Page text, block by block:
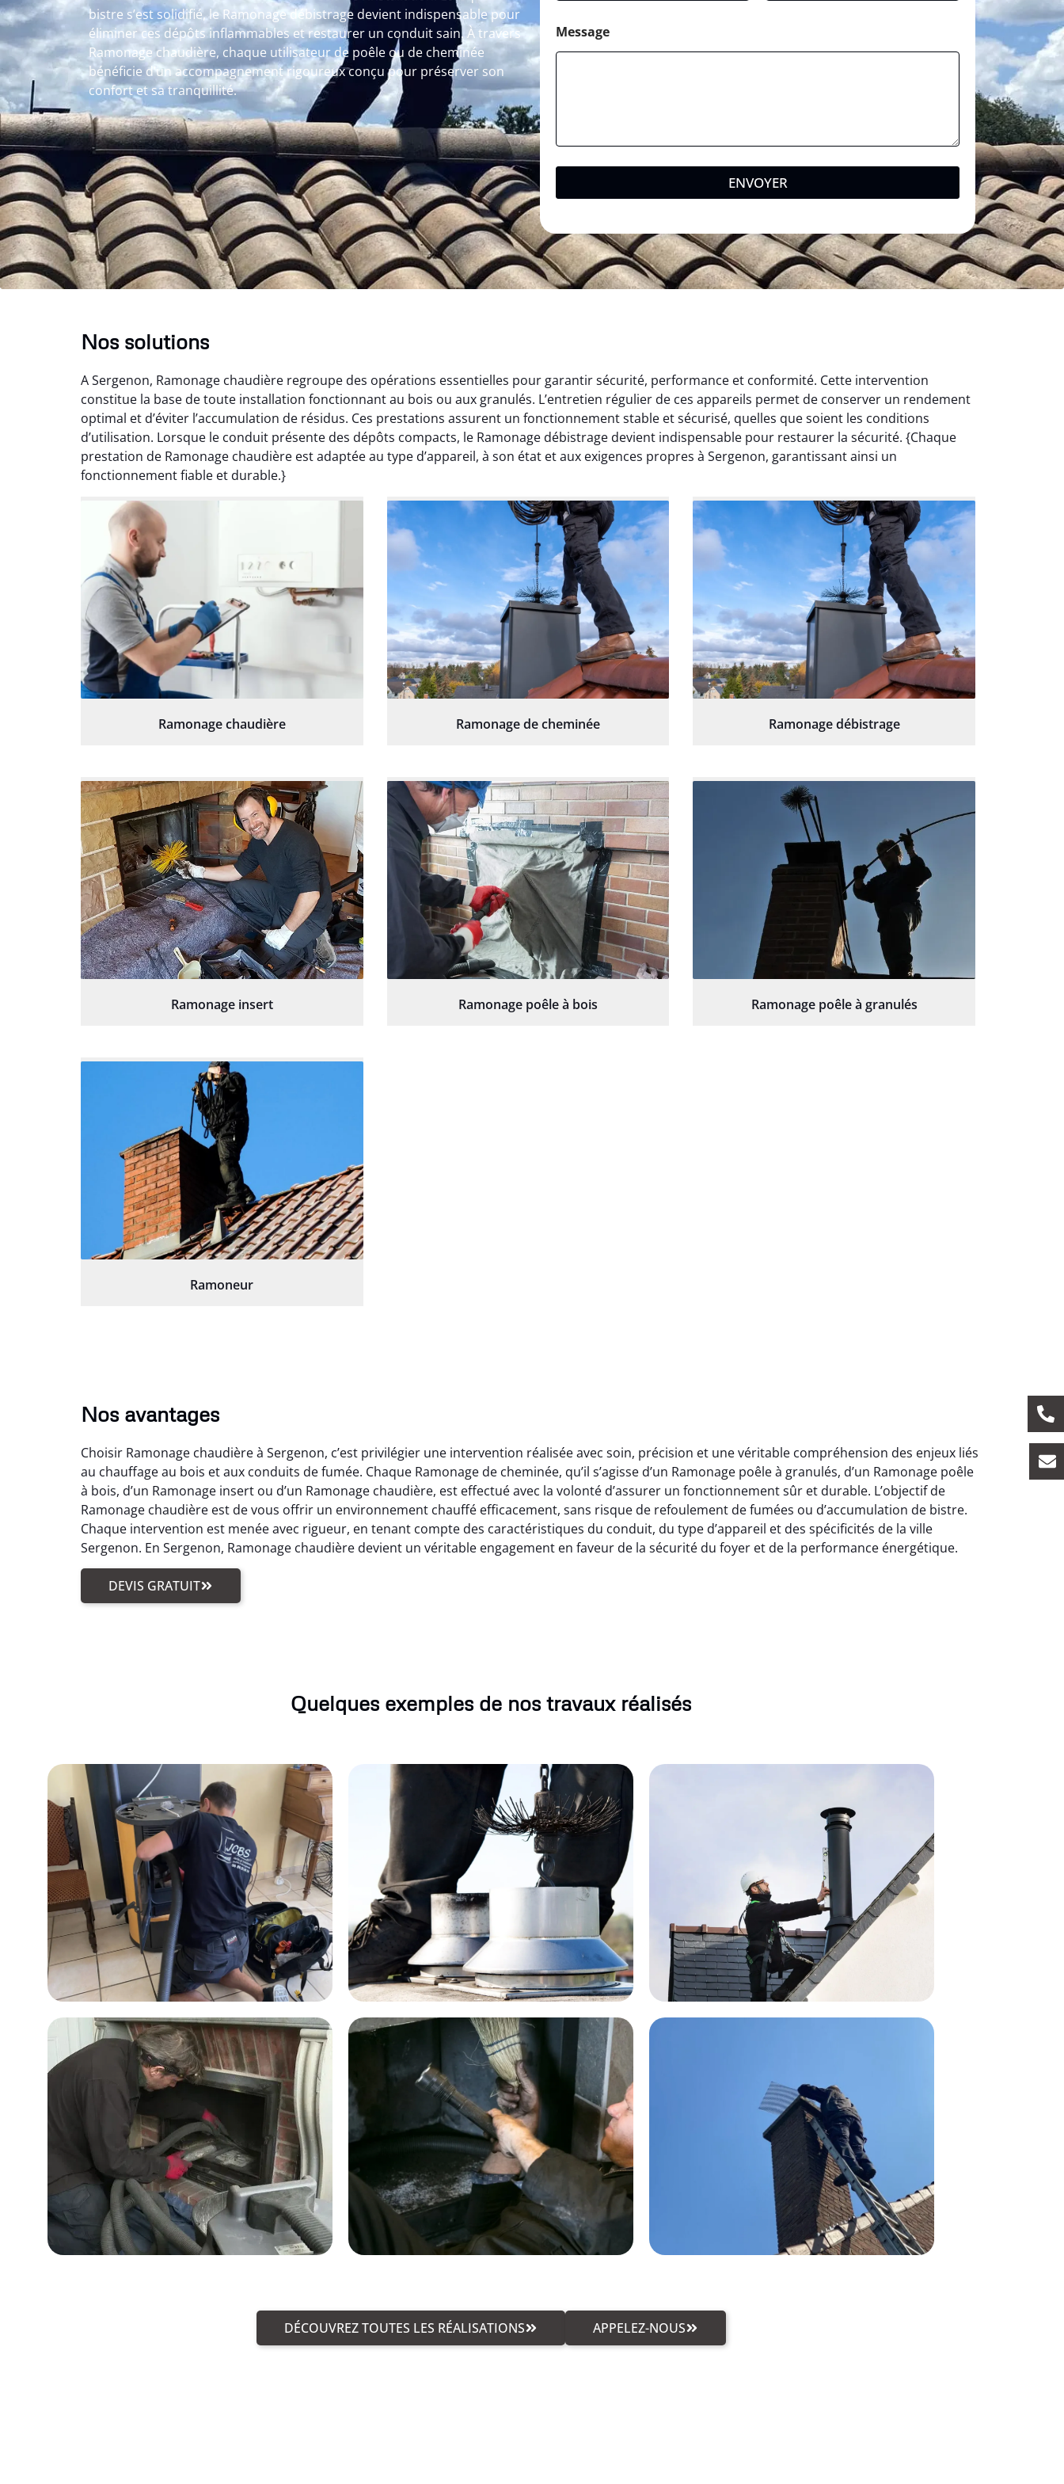
bistre s’est solidifié, le Ramonage débistrage devient indispensable pour
éliminer ces dépôts inflammables et restaurer un conduit sain. À travers
Ramonage chaudière, chaque utilisateur de poêle ou de cheminée
bénéficie d’un accompagnement rigoureux conçu pour préserver son
confort et sa tranquillité.
Message
ENVOYER
Nos solutions
A Sergenon, Ramonage chaudière regroupe des opérations essentielles pour garantir sécurité, performance et conformité. Cette intervention
constitue la base de toute installation fonctionnant au bois ou aux granulés. L’entretien régulier de ces appareils permet de conserver un rendement
optimal et d’éviter l’accumulation de résidus. Ces prestations assurent un fonctionnement stable et sécurisé, quelles que soient les conditions
d’utilisation. Lorsque le conduit présente des dépôts compacts, le Ramonage débistrage devient indispensable pour restaurer la sécurité. {Chaque
prestation de Ramonage chaudière est adaptée au type d’appareil, à son état et aux exigences propres à Sergenon, garantissant ainsi un
fonctionnement fiable et durable.}
Ramonage chaudière Ramonage de cheminée Ramonage débistrage
Ramonage insert Ramonage poêle à bois Ramonage poêle à granulés
Ramoneur
Nos avantages
Choisir Ramonage chaudière à Sergenon, c’est privilégier une intervention réalisée avec soin, précision et une véritable compréhension des enjeux liés
au chauffage au bois et aux conduits de fumée. Chaque Ramonage de cheminée, qu’il s’agisse d’un Ramonage poêle à granulés, d’un Ramonage poêle
à bois, d’un Ramonage insert ou d’un Ramonage chaudière, est effectué avec la volonté d’assurer un fonctionnement sûr et durable. L’objectif de
Ramonage chaudière est de vous offrir un environnement chauffé efficacement, sans risque de refoulement de fumées ou d’accumulation de bistre.
Chaque intervention est menée avec rigueur, en tenant compte des caractéristiques du conduit, du type d’appareil et des spécificités de la ville
Sergenon. En Sergenon, Ramonage chaudière devient un véritable engagement en faveur de la sécurité du foyer et de la performance énergétique.
DEVIS GRATUIT
Quelques exemples de nos travaux réalisés
DÉCOUVREZ TOUTES LES RÉALISATIONS APPELEZ-NOUS